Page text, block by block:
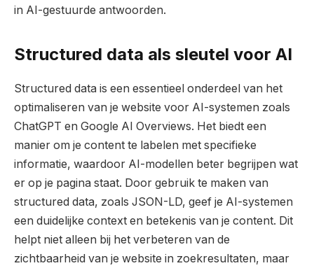
in AI-gestuurde antwoorden.
Structured data als sleutel voor AI
Structured data is een essentieel onderdeel van het
optimaliseren van je website voor AI-systemen zoals
ChatGPT en Google AI Overviews. Het biedt een
manier om je content te labelen met specifieke
informatie, waardoor AI-modellen beter begrijpen wat
er op je pagina staat. Door gebruik te maken van
structured data, zoals JSON-LD, geef je AI-systemen
een duidelijke context en betekenis van je content. Dit
helpt niet alleen bij het verbeteren van de
zichtbaarheid van je website in zoekresultaten, maar